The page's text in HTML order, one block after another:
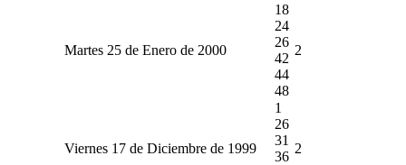
Martes 25 de Enero de 2000
18
24
26
42
44
48
2
Viernes 17 de Diciembre de 1999
1
26
31
36
2